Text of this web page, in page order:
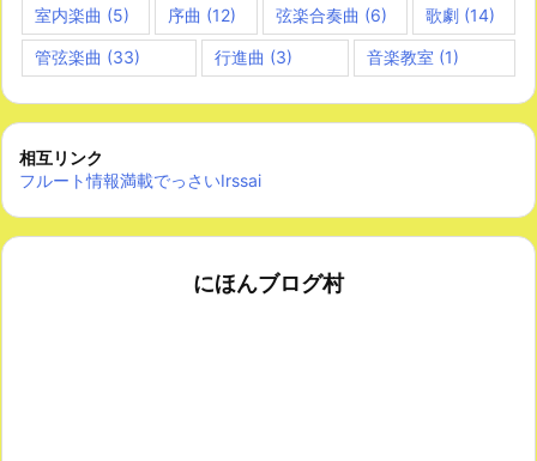
室内楽曲 (5) 序曲 (12) 弦楽合奏曲 (6) 歌劇(14)
管弦楽曲 (33) 行進曲 (3) 音楽教室 (1)
相互リンク
フルート情報満載でっさいIrssai
にほんブログ村